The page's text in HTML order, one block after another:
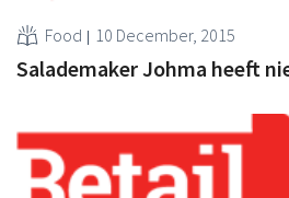
Food 10 December, 2015
Salademaker Johma heeft